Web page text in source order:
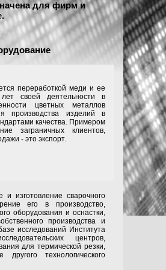
для фирм и
переработкой меди и ее
своей деятельности в
цветных металлов
производства изделий в
качества. Примером
заграничных клиентов,
- это экспорт.
сварочного
его в производство,
оборудования и оснастки,
производства и
исследований Института
центров,
для термической резки,
технологического